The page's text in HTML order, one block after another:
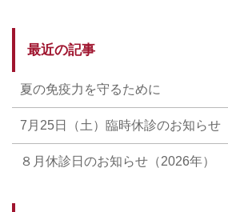
最近の記事
夏の免疫力を守るために
7月25日（土）臨時休診のお知らせ
８月休診日のお知らせ（2026年）